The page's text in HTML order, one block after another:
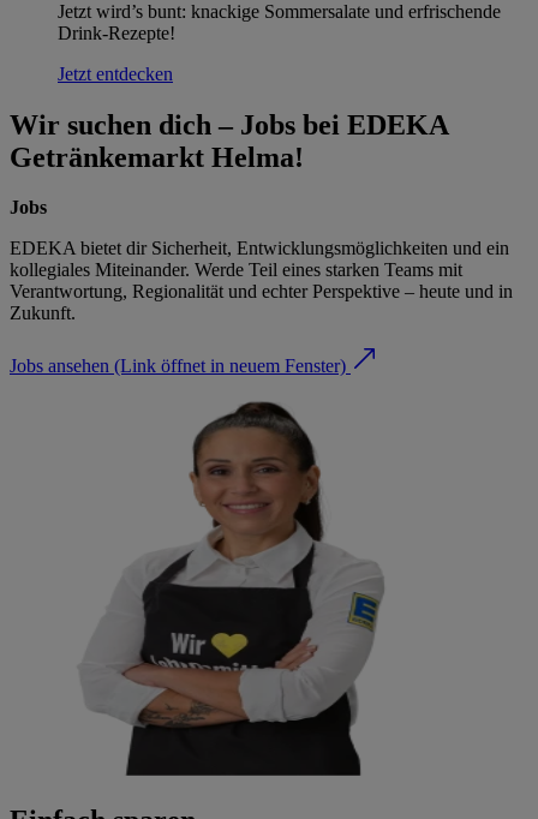
Jetzt wird’s bunt: knackige Sommersalate und erfrischende
Drink-Rezepte!
Jetzt entdecken
Wir suchen dich – Jobs bei EDEKA
Getränkemarkt Helma!
Jobs
EDEKA bietet dir Sicherheit, Entwicklungsmöglichkeiten und ein
kollegiales Miteinander. Werde Teil eines starken Teams mit
Verantwortung, Regionalität und echter Perspektive – heute und in
Zukunft.
Jobs ansehen (Link öffnet in neuem Fenster)